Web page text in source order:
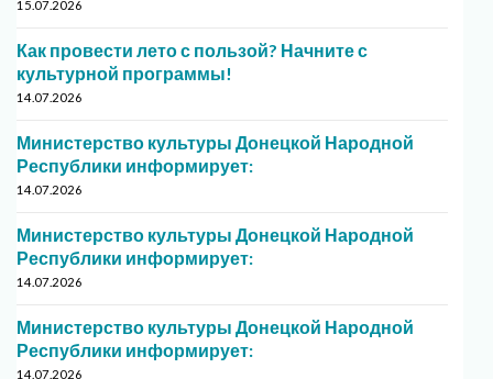
15.07.2026
Как провести лето с пользой? Начните с
культурной программы!
14.07.2026
Министерство культуры Донецкой Народной
Республики информирует:
14.07.2026
Министерство культуры Донецкой Народной
Республики информирует:
14.07.2026
Министерство культуры Донецкой Народной
Республики информирует:
14.07.2026